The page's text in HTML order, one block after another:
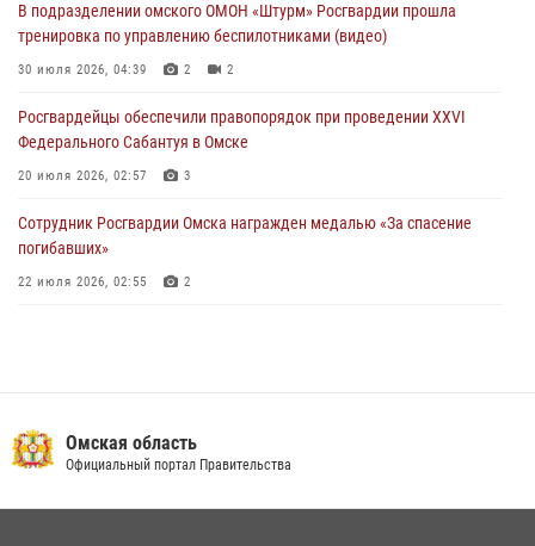
При содействии спецназа Росгвардии пресечены нарушения
миграционного законодательства в Омске (видео)
В подразделении омского ОМОН «Штурм» Росгвардии прошла
тренировка по управлению беспилотниками (видео)
30 июля 2026, 04:39 2 2
Росгвардейцы обеcпечили правопорядок при проведении XXVI
Федерального Сабантуя в Омске
20 июля 2026, 02:57 3
Сотрудник Росгвардии Омска награжден медалью «За спасение
погибавших»
22 июля 2026, 02:55 2
Cотрудники ОМОН "Штурм" Росгвардии отработали навыки
пилотирования БПЛА в Омске
Омская область
Официальный портал Правительства